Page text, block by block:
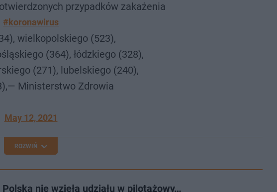
przypadków zakażenia
#koronawirus
wielkopolskiego (523),
(364), łódzkiego (328),
(271), lubelskiego (240),
Ministerstwo Zdrowia
May 12, 2021
ROZWIŃ
nie wzięła udziału w pilotażowy…